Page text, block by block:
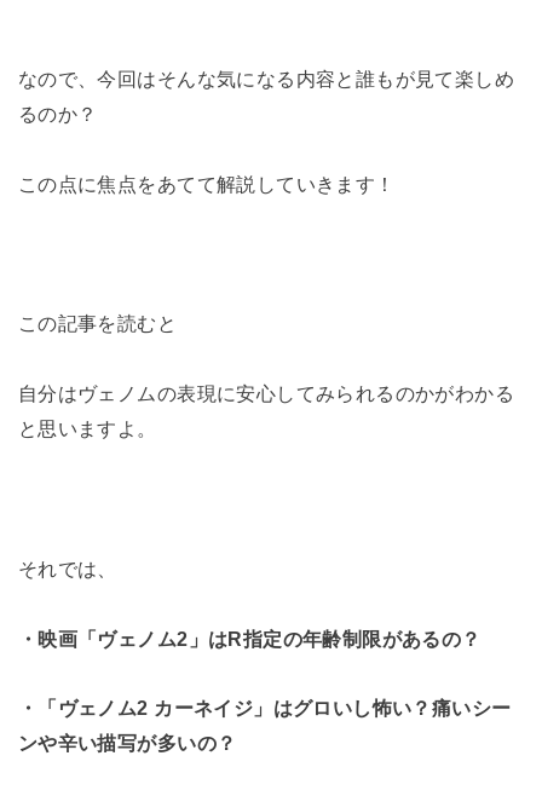
なので、今回はそんな気になる内容と誰もが見て楽しめ
るのか？
この点に焦点をあてて解説していきます！
この記事を読むと
自分はヴェノムの表現に安心してみられるのかがわかる
と思いますよ。
それでは、
・映画「ヴェノム2」はR指定の年齢制限があるの？
・「ヴェノム2 カーネイジ」はグロいし怖い？痛いシー
ンや辛い描写が多いの？